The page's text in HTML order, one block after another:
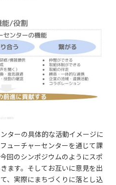
ターの具体的な活動イメージに
ューチャーセンターを通じて課
回のシンポジウムのようにスポ
ます。そしてお互いに意見を出
、実際にまちづくりに落とし込